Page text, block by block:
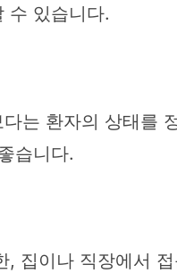
수 있습니다.
는 환자의 상태를
습니다.
집이나 직장에서